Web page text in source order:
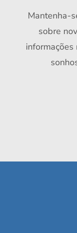
Mantenha-
sobre